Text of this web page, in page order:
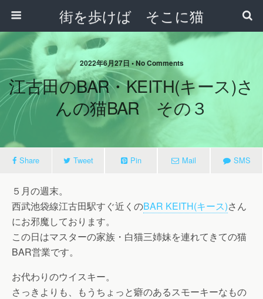
街を歩けば そこに猫
2022年6月27日 • No Comments
江古田のBAR・KEITH(キース)さ
んの猫BAR その３
Share Tweet Pin Mail SMS
５月の週末。
西武池袋線江古田駅すぐ近くのBAR KEITH(キース)さん
にお邪魔しております。
この日はマスターの家族・白猫三姉妹を連れてきての猫
BAR営業です。
お代わりのウイスキー。
さっきよりも、もうちょっと癖のあるスモーキーなもの